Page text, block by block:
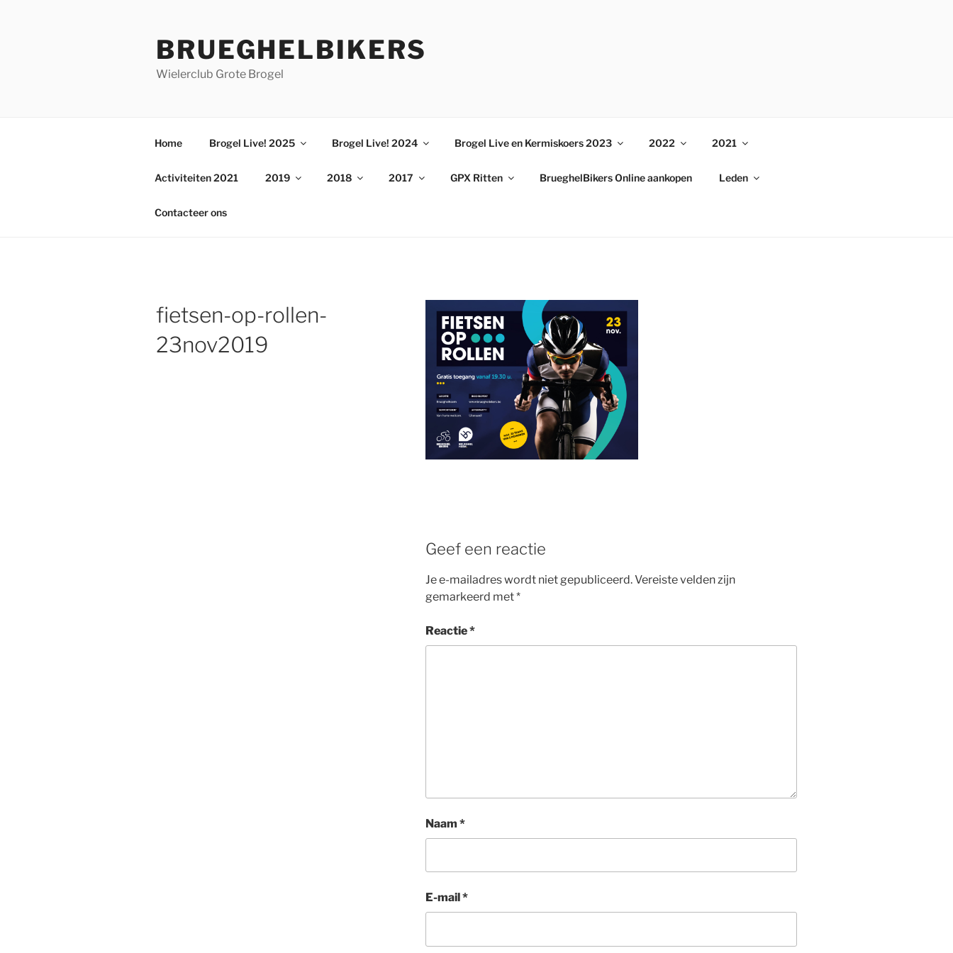
BRUEGHELBIKERS
Wielerclub Grote Brogel
Home Brogel Live! 2025 Brogel Live! 2024 Brogel Live en Kermiskoers 2023 2022 2021
Activiteiten 2021 2019 2018 2017 GPX Ritten BrueghelBikers Online aankopen Leden
Contacteer ons
fietsen-op-rollen-
23nov2019
Geef een reactie
Je e-mailadres wordt niet gepubliceerd.Vereiste velden zijn
gemarkeerd met*
Reactie*
Naam *
E-mail *